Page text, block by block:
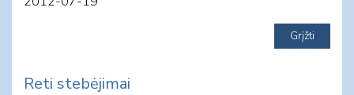
Reti stebėjimai